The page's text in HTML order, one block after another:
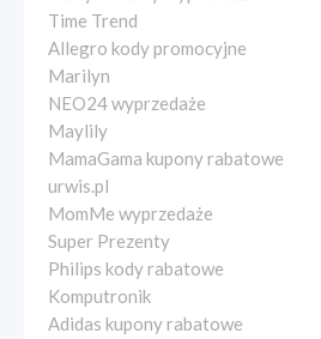
Time Trend
Allegro kody promocyjne
Marilyn
NEO24 wyprzedaże
Maylily
MamaGama kupony rabatowe
urwis.pl
MomMe wyprzedaże
Super Prezenty
Philips kody rabatowe
Komputronik
Adidas kupony rabatowe